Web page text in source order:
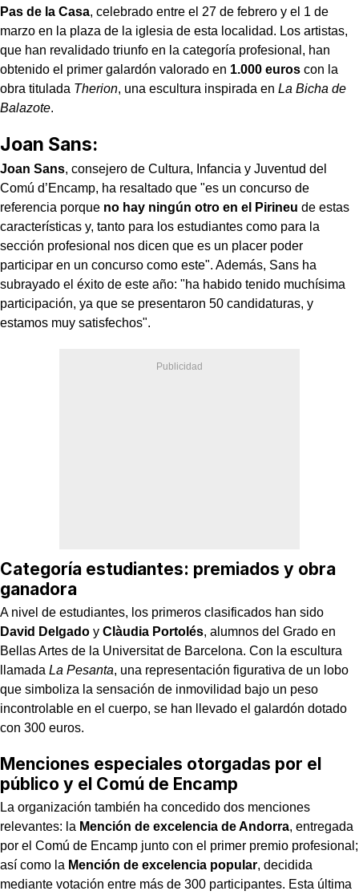
Pas de la Casa, celebrado entre el 27 de febrero y el 1 de
marzo en la plaza de la iglesia de esta localidad. Los artistas,
que han revalidado triunfo en la categoría profesional, han
obtenido el primer galardón valorado en 1.000 euros con la
obra titulada Therion, una escultura inspirada en La Bicha de
Balazote.
Joan Sans:
Joan Sans, consejero de Cultura, Infancia y Juventud del
Comú d’Encamp, ha resaltado que "es un concurso de
referencia porque no hay ningún otro en el Pirineu de estas
características y, tanto para los estudiantes como para la
sección profesional nos dicen que es un placer poder
participar en un concurso como este". Además, Sans ha
subrayado el éxito de este año: "ha habido tenido muchísima
participación, ya que se presentaron 50 candidaturas, y
estamos muy satisfechos".
Categoría estudiantes: premiados y obra
ganadora
A nivel de estudiantes, los primeros clasificados han sido
David Delgado y Clàudia Portolés, alumnos del Grado en
Bellas Artes de la Universitat de Barcelona. Con la escultura
llamada La Pesanta, una representación figurativa de un lobo
que simboliza la sensación de inmovilidad bajo un peso
incontrolable en el cuerpo, se han llevado el galardón dotado
con 300 euros.
Menciones especiales otorgadas por el
público y el Comú de Encamp
La organización también ha concedido dos menciones
relevantes: la Mención de excelencia de Andorra, entregada
por el Comú de Encamp junto con el primer premio profesional;
así como la Mención de excelencia popular, decidida
mediante votación entre más de 300 participantes. Esta última